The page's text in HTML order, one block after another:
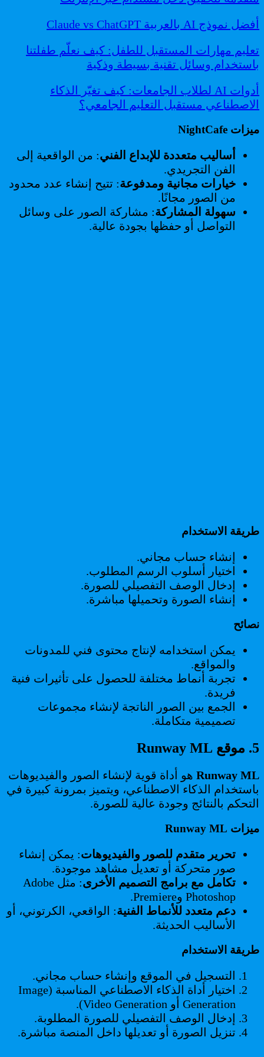
أفضل نموذج AI بالعربية Claude vs ChatGPT
تعليم مهارات المستقبل للطفل: كيف نعلّم طفلتنا
باستخدام وسائل تقنية بسيطة وذكية
أدوات AI لطلاب الجامعات: كيف تغيّر الذكاء
الاصطناعي مستقبل التعليم الجامعي؟
ميزات NightCafe
أساليب متعددة للإبداع الفني: من الواقعية إلى
الفن التجريدي.
خيارات مجانية ومدفوعة: تتيح إنشاء عدد محدود
من الصور مجانًا.
سهولة المشاركة: مشاركة الصور على وسائل
التواصل أو حفظها بجودة عالية.
طريقة الاستخدام
إنشاء حساب مجاني.
اختيار أسلوب الرسم المطلوب.
إدخال الوصف التفصيلي للصورة.
إنشاء الصورة وتحميلها مباشرة.
نصائح
يمكن استخدامه لإنتاج محتوى فني للمدونات
والمواقع.
تجربة أنماط مختلفة للحصول على تأثيرات فنية
فريدة.
الجمع بين الصور الناتجة لإنشاء مجموعات
تصميمية متكاملة.
5. موقع Runway ML
Runway ML هو أداة قوية لإنشاء الصور والفيديوهات
باستخدام الذكاء الاصطناعي، ويتميز بمرونة كبيرة في
التحكم بالنتائج وجودة عالية للصورة.
ميزات Runway ML
تحرير متقدم للصور والفيديوهات: يمكن إنشاء
صور متحركة أو تعديل مشاهد موجودة.
تكامل مع برامج التصميم الأخرى
: مثل Adobe
Photoshop وPremiere.
دعم متعدد للأنماط الفنية: الواقعي، الكرتوني، أو
الأساليب الحديثة.
طريقة الاستخدام
التسجيل في الموقع وإنشاء حساب مجاني.
اختيار أداة الذكاء الاصطناعي المناسبة (Image
Generation أو Video Generation).
إدخال الوصف التفصيلي للصورة المطلوبة.
تنزيل الصورة أو تعديلها داخل المنصة مباشرة.